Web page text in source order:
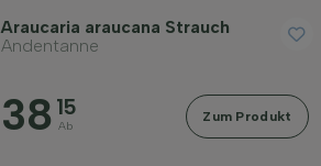
Araucaria araucana Strauch
Andentanne
38 15
Ab
Zum Produkt